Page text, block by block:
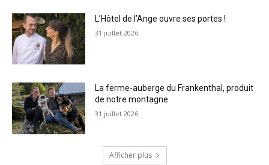
L’Hôtel de l’Ange ouvre ses portes !
31 juillet 2026
La ferme-auberge du Frankenthal, produit
de notre montagne
31 juillet 2026
Afficher plus